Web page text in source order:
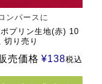
ンパースに
プリン生地(赤) 10
切り売り
売価格 ¥138税込